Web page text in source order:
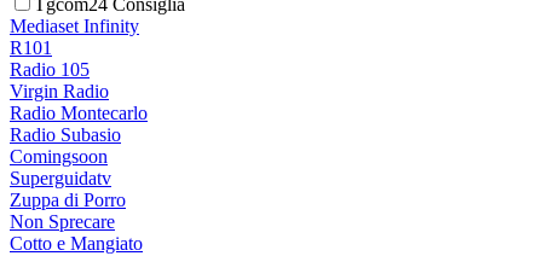
Tgcom24 Consiglia
Mediaset Infinity
R101
Radio 105
Virgin Radio
Radio Montecarlo
Radio Subasio
Comingsoon
Superguidatv
Zuppa di Porro
Non Sprecare
Cotto e Mangiato